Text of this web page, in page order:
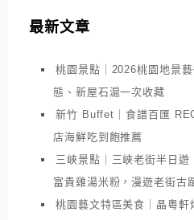
最新文章
桃園景點｜2026桃園地景
態、新屋石滬一次收藏
新竹 Buffet｜食譜百匯
店海鮮吃到飽推薦
三峽景點｜三峽老街半日
富貴雞湯米粉，漫遊老街古
桃園藝文特區美食｜晶粵軒